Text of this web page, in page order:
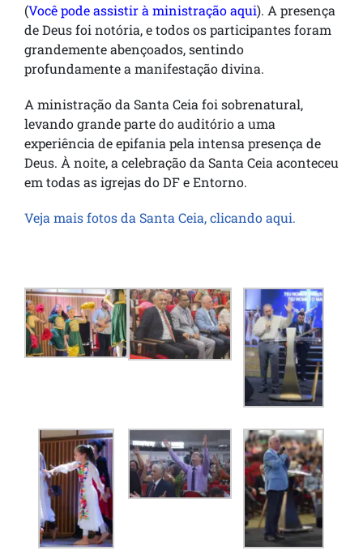
(Você pode assistir à ministração aqui). A presença
de Deus foi notória, e todos os participantes foram
grandemente abençoados, sentindo
profundamente a manifestação divina.
A ministração da Santa Ceia foi sobrenatural,
levando grande parte do auditório a uma
experiência de epifania pela intensa presença de
Deus. À noite, a celebração da Santa Ceia aconteceu
em todas as igrejas do DF e Entorno.
Veja mais fotos da Santa Ceia, clicando aqui.